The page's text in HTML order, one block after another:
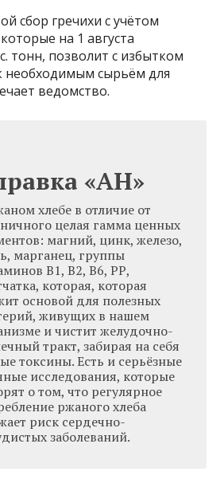
сбор гречихи с учётом
на 1 августа
тонн, позволит с избытком
необходимым сырьём для
ведомство.
«АН»
хлебе в отличие от
целая гамма ценных
магний, цинк, железо,
марганец, группы
В1, В2, В6, РР,
которая, которая
основой для полезных
живущих в нашем
и чистит желудочно-
тракт, забирая на себя
токсины. Есть и серьёзные
исследования, которые
о том, что регулярное
ржаного хлеба
риск сердечно-
заболеваний.